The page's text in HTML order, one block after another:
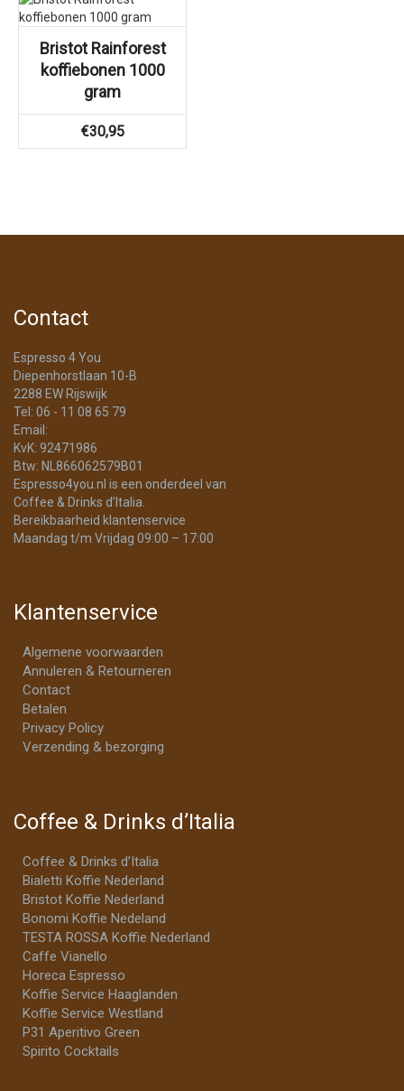
Bristot Rainforest
koffiebonen 1000
gram
€30,95
Contact
Espresso 4 You
Diepenhorstlaan 10-B
2288 EW Rijswijk
Tel: 06 - 11 08 65 79
Email:
KvK: 92471986
Btw: NL866062579B01
Espresso4you.nl is een onderdeel van
Coffee & Drinks d’Italia.
Bereikbaarheid klantenservice
Maandag t/m Vrijdag 09:00 – 17:00
Klantenservice
Algemene voorwaarden
Annuleren & Retourneren
Contact
Betalen
Privacy Policy
Verzending & bezorging
Coffee & Drinks d’Italia
Coffee & Drinks d’Italia
Bialetti Koffie Nederland
Bristot Koffie Nederland
Bonomi Koffie Nedeland
TESTA ROSSA Koffie Nederland
Caffe Vianello
Horeca Espresso
Koffie Service Haaglanden
Koffie Service Westland
P31 Aperitivo Green
Spirito Cocktails